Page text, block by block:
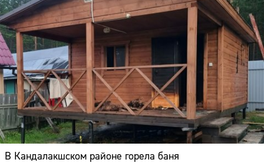
В Кандалакшском районе горела баня